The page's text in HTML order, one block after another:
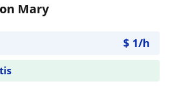
Mary
$ 1/h